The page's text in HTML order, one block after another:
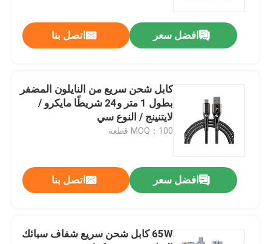
سماعة كمبيوتر سلكية
طائرات بدون طيار زراعية وملحقاتها
حالة الكمبيوتر
مكبرات صوت بلوتوث
مكبر صوت لاسلكي متعدد الوظائف
افضل سعر اتصل بنا
كابل شحن سريع من النايلون المضفر
بطول 1 متر و24 شريطًا مايكرو /
لايتنينج / النوع سي
MOQ：100 قطعة
افضل سعر اتصل بنا
65W كابل شحن سريع شفاف سبائك